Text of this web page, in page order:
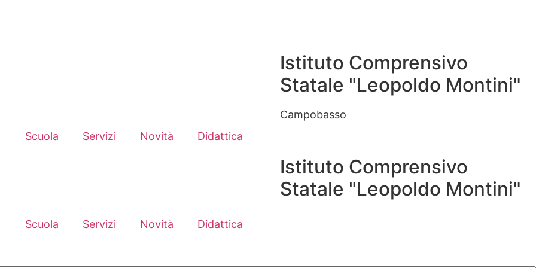
Istituto Comprensivo
Statale "Leopoldo Montini"
Campobasso
Scuola
Servizi Novità Didattica
Istituto Comprensivo
Statale "Leopoldo Montini"
Scuola Servizi Novità Didattica